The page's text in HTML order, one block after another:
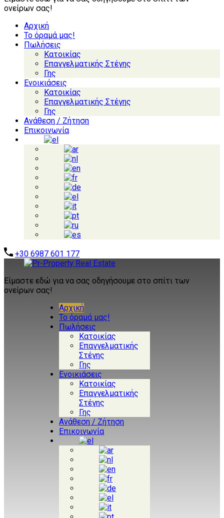
ονείρων σας!
Αρχική
Το όραμά μας!
Πωλήσεις
Κατοικίας
Επαγγελματικής Στέγης
Γης
Ενοικιάσεις
Κατοικίας
Επαγγελματικής Στέγης
Γης
Ανάθεση / Ζήτηση
Επικοινωνία
+30 6987 601 177
Είμαστε εδώ για να σας οδηγήσουμε στο σπίτι των
ονείρων σας!
Αρχική
Το όραμά μας!
Πωλήσεις
Κατοικίας
Επαγγελματικής
Στέγης
Γης
Ενοικιάσεις
Κατοικίας
Επαγγελματικής
Στέγης
Γης
Ανάθεση / Ζήτηση
Επικοινωνία